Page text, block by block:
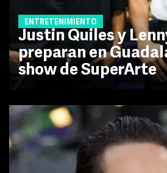
ENTRETENIMIENTO
Justin Quiles y
preparan en
show de SuperArte